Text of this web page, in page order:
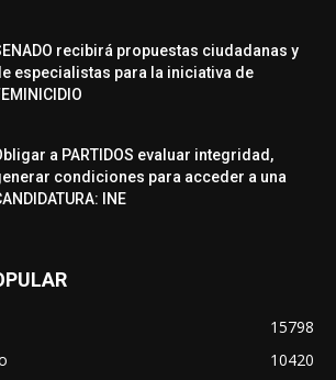
recibirá propuestas ciudadanas y
especialistas para la iniciativa de
a PARTIDOS evaluar integridad,
condiciones para acceder a una
INE
15798
10420